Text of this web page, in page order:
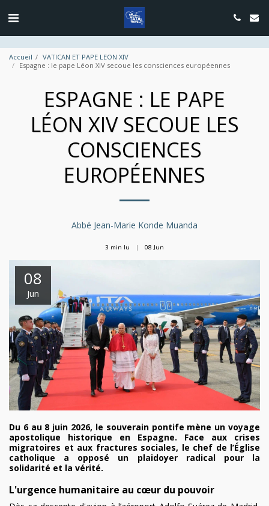
google.com, pub-4889604885818732, DIRECT, f08c47fec0942fa0
Accueil
VATICAN ET PAPE LEON XIV
Espagne : le pape Léon XIV secoue les consciences européennes
ESPAGNE : LE PAPE
LÉON XIV SECOUE LES
CONSCIENCES
EUROPÉENNES
Abbé Jean-Marie Konde Muanda
3 min lu 08 Jun
08
Jun
Du 6 au 8 juin 2026, le souverain pontife mène un voyage
apostolique historique en Espagne. Face aux crises
migratoires et aux fractures sociales, le chef de l’Église
catholique a opposé un plaidoyer radical pour la
solidarité et la vérité.
L'urgence humanitaire au cœur du pouvoir